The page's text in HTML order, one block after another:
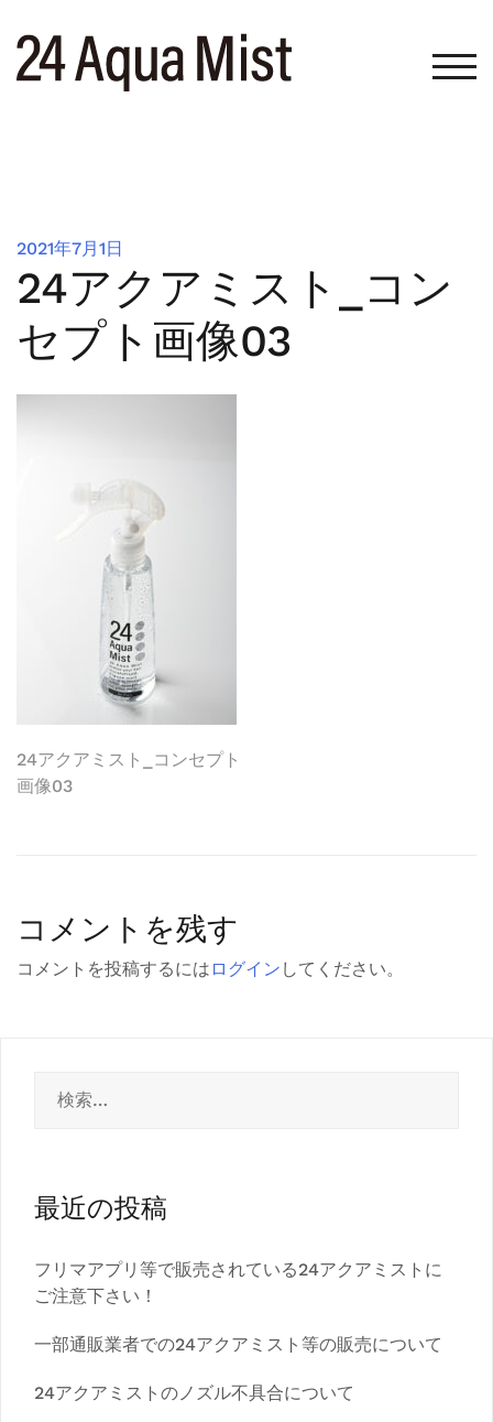
モバ
2021年7月1日
24アクアミスト_コン
セプト画像03
投
稿
ゲ
ー
24アクアミスト_コンセプト
画像03
コメントを残す
コメントを投稿するには ログイン してください。
最近の投稿
フリマアプリ等で販売されている24アクアミストに
ご注意下さい！
一部通販業者での24アクアミスト等の販売について
24アクアミストのノズル不具合について